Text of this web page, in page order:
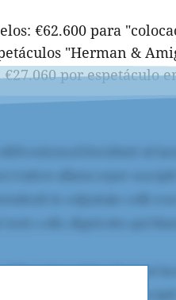
€62.600 para
"Herman &
por espetáculo